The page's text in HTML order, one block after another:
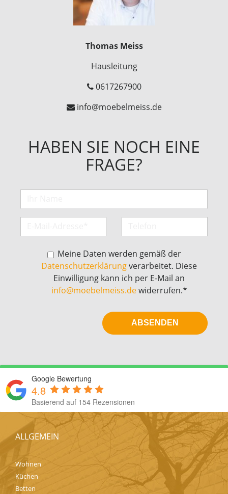
Thomas Meiss
Hausleitung
0617267900
info@moebelmeiss.de
HABEN SIE NOCH EINE
FRAGE?
Meine Daten werden gemäß der
Datenschutzerklärungverarbeitet. Diese
Einwilligung kann ich per E-Mail an
info@moebelmeiss.dewiderrufen.*
Google Bewertung
4.8
Basierend auf 154 Rezensionen
ALLGEMEIN
Wohnen
Küchen
Betten